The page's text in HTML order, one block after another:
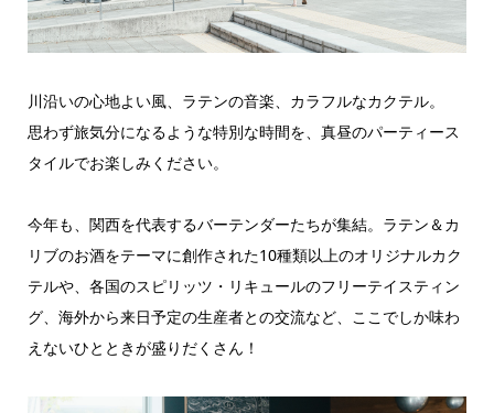
川沿いの心地よい風、ラテンの音楽、カラフルなカクテル。
思わず旅気分になるような特別な時間を、真昼のパーティース
タイルでお楽しみください。
今年も、関西を代表するバーテンダーたちが集結。ラテン＆カ
リブのお酒をテーマに創作された10種類以上のオリジナルカク
テルや、各国のスピリッツ・リキュールのフリーテイスティン
グ、海外から来日予定の生産者との交流など、ここでしか味わ
えないひとときが盛りだくさん！